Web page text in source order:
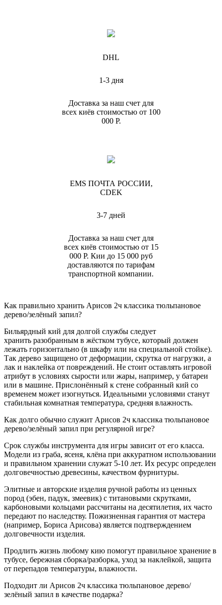
DHL
1-3 дня
Доставка за наш счет для
всех киёв стоимостью от 100
000 Р.
EMS ПОЧТА РОССИИ,
CDEK
3-7 дней
Доставка за наш счет для
всех киёв стоимостью от 15
000 Р. Кии до 15 000 руб
доставляются по тарифам
транспортной компании.
Как правильно хранить Арисов 2ч классика тюльпановое
дерево/зелёный запил?
Бильярдный кий для долгой службы следует
хранить разобранным в жёстком тубусе, который должен
лежать горизонтально (в шкафу или на специальной стойке).
Так дерево защищено от деформации, скрутка от нагрузки, а
лак и наклейка от повреждений. Не стоит оставлять игровой
атрибут в условиях сырости или жары, например, у батареи
или в машине. Прислонённый к стене собранный кий со
временем может изогнуться. Идеальными условиями станут
стабильная комнатная температура, средняя влажность.
Как долго обычно служит Арисов 2ч классика тюльпановое
дерево/зелёный запил при регулярной игре?
Срок службы инструмента для игры зависит от его класса.
Модели из граба, ясеня, клёна при аккуратном использовании
и правильном хранении служат 5-10 лет. Их ресурс определен
долговечностью древесины, качеством фурнитуры.
Элитные и авторские изделия ручной работы из ценных
пород (эбен, падук, змеевик) с титановыми скрутками,
карбоновыми кольцами рассчитаны на десятилетия, их часто
передают по наследству. Пожизненная гарантия от мастера
(например, Бориса Арисова) является подтверждением
долговечности изделия.
Продлить жизнь любому кию помогут правильное хранение в
тубусе, бережная сборка/разборка, уход за наклейкой, защита
от перепадов температуры, влажности.
Подходит ли Арисов 2ч классика тюльпановое дерево/
зелёный запил в качестве подарка?